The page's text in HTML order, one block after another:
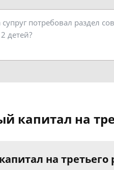
капитал на
на третьего